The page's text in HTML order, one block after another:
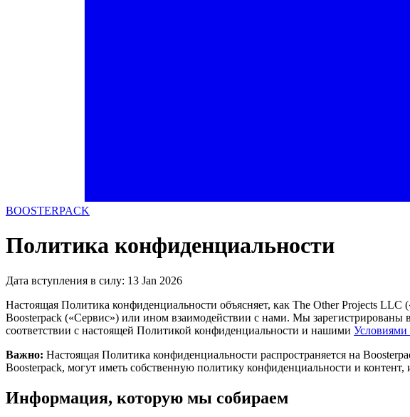
BOOSTERPACK
Политика конфиденциальности
Дата вступления в силу: 13 Jan 2026
Настоящая Политика конфиденциальности объясняет, как The Other Projects
Boosterpack («Сервис») или ином взаимодействии с нами. Мы зарегистрированы
соответствии с настоящей Политикой конфиденциальности и нашими Условиями
Важно: Настоящая Политика конфиденциальности распространяется на
Boosterpack, могут иметь собственную политику конфиденциальности и контент,
Информация, которую мы собираем